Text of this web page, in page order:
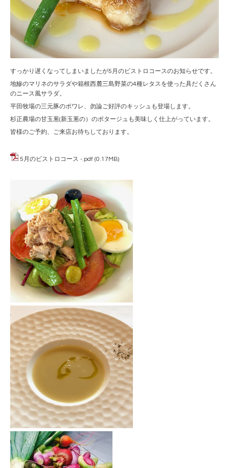
すっかり遅くなってしまいましたが5月のビストロコースのお知らせです。
地鰺のマリネのサラダや箱根西麓三島野菜の4種レタスを使った具だくさん
のニース風サラダ。
平田牧場の三元豚のポワレ、勿論ご好評のキッシュも登場します。
杉正農場の甘玉葱(新玉葱の）のポタージュも美味しく仕上がっています。
皆様のご予約、ご来店お待ちしております。
5月のビストロコース -.pdf (0.17MB)